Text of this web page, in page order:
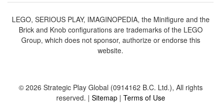
LEGO, SERIOUS PLAY, IMAGINOPEDIA, the Minifigure and the
Brick and Knob configurations are trademarks of the LEGO
Group, which does not sponsor, authorize or endorse this
website.
© 2026 Strategic Play Global (0914162 B.C. Ltd.), All rights
reserved. | Sitemap| Terms of Use